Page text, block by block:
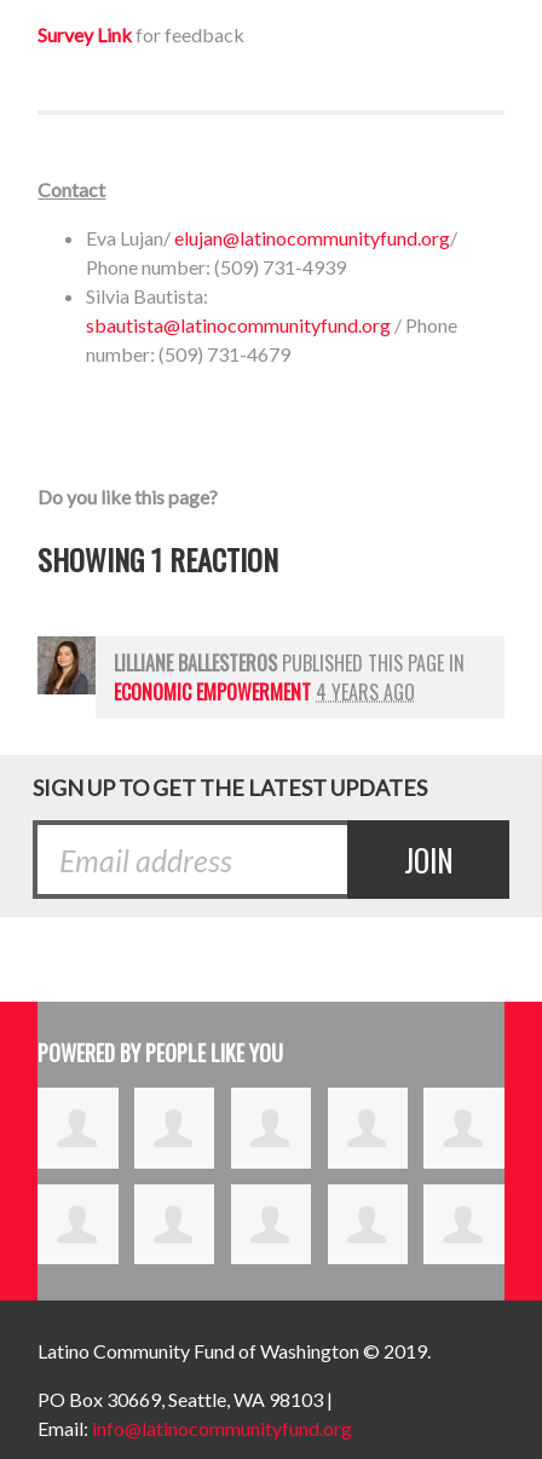
Survey Linkfor feedback
Contact
Eva Lujan/elujan@latinocommunityfund.org/
Phone number: (509) 731-4939
Silvia Bautista:
sbautista@latinocommunityfund.org / Phone
number: (509) 731-4679
Do you like this page?
SHOWING 1 REACTION
LILLIANE BALLESTEROSPUBLISHED THIS PAGE IN
ECONOMIC EMPOWERMENT 4 YEARS AGO
SIGN UP TO GET THE LATEST UPDATES
POWERED BY PEOPLE LIKE YOU
Latino Community Fundof Washington © 2019.
PO Box 30669, Seattle, WA 98103 |
Email: info@latinocommunityfund.org